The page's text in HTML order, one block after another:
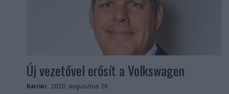
Új vezetővel erősít a Volkswagen
Karrier 2020. augusztus 26.